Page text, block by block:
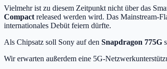
Vielmehr ist zu diesem Zeitpunkt nicht über das
Compact released werden wird. Das Mainstream-
internationales Debüt feiern dürfte.
Als Chipsatz soll Sony auf den Snapdragon 775G
Wir erwarten außerdem eine 5G-